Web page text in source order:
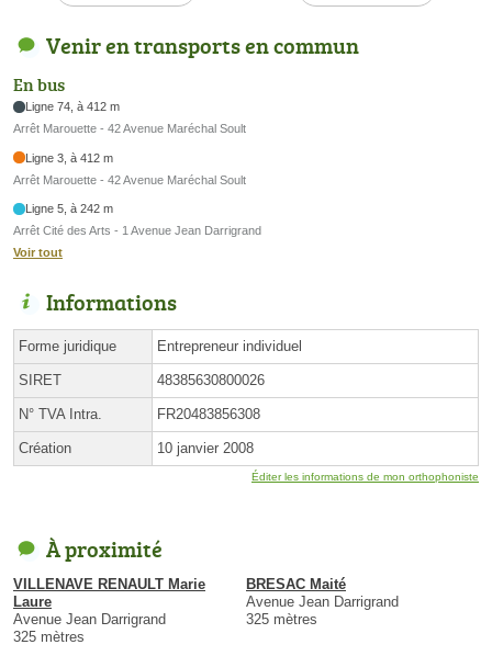
Venir en transports en commun
En bus
Ligne 74, à 412 m
Arrêt Marouette - 42 Avenue Maréchal Soult
Ligne 3, à 412 m
Arrêt Marouette - 42 Avenue Maréchal Soult
Ligne 5, à 242 m
Arrêt Cité des Arts - 1 Avenue Jean Darrigrand
Voir tout
Informations
Forme juridique Entrepreneur individuel
SIRET 48385630800026
N° TVA Intra. FR20483856308
Création 10 janvier 2008
Éditer les informations de mon orthophoniste
À proximité
VILLENAVE RENAULT Marie
Laure
Avenue Jean Darrigrand
325 mètres
BRESAC Maité
Avenue Jean Darrigrand
325 mètres